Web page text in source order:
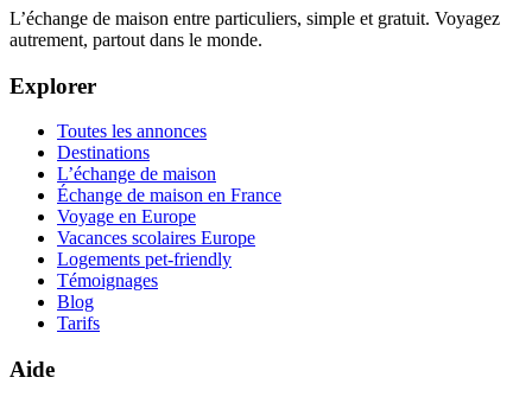
L’échange de maison entre particuliers, simple et gratuit. Voyagez
autrement, partout dans le monde.
Explorer
Toutes les annonces
Destinations
L’échange de maison
Échange de maison en France
Voyage en Europe
Vacances scolaires Europe
Logements pet-friendly
Témoignages
Blog
Tarifs
Aide